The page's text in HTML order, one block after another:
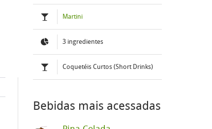
Martini
3 ingredientes
Coquetéis Curtos (Short Drinks)
Bebidas mais acessadas